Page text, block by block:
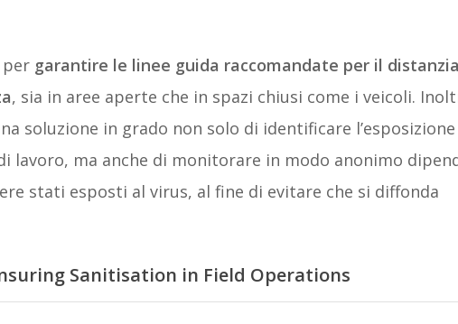
per garantire le linee guida raccomandate per il
, sia in aree aperte che in spazi chiusi come i veicoli.
soluzione in grado non solo di identificare
lavoro, ma anche di monitorare in modo anonimo
stati esposti al virus, al fine di evitare che si diffonda
Sanitisation in Field Operations